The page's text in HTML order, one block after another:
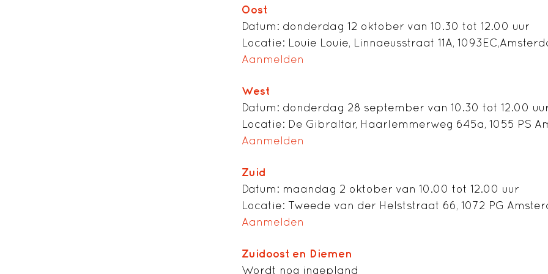
Oost
Datum: donderdag 12 oktober van 10.30 tot 12.00 uur
Locatie: Louie Louie, Linnaeusstraat 11A,
Aanmelden
West
Datum: donderdag 28 september van 10.30 tot 12.00
Locatie: De Gibraltar, Haarlemmerweg 645a, 1055 PS
Aanmelden
Zuid
Datum: maandag 2 oktober van 10.00 tot 12.00 uur
Locatie: Tweede van der Helststraat 66, 1072 PG
Aanmelden
Zuidoost en Diemen
Wordt nog ingepland